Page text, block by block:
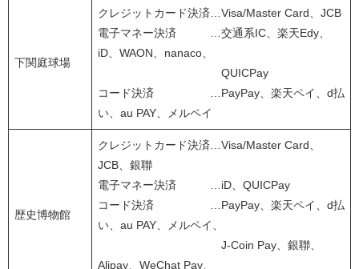
下関庭球場
クレジットカード決済…Visa/Master Card、JCB
電子マネー決済 …交通系IC、楽天Edy、
iD、WAON、nanaco、
QUICPay
コード決済 …PayPay、楽天ペイ、d払
い、au PAY、メルペイ
歴史博物館
クレジットカード決済…Visa/Master Card、
JCB、銀聯
電子マネー決済 …iD、QUICPay
コード決済 …PayPay、楽天ペイ、d払
い、au PAY、メルペイ、
J-Coin Pay、銀聯、
Alipay、WeChat Pay、